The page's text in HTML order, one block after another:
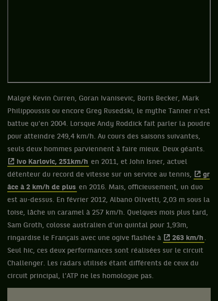
Malgré Kevin Curren, Goran Ivanisevic, Boris Becker, Mark
Philippoussis ou encore Greg Rusedski, le mythe Tanner n'est
battue qu'en 2004. Lorsque Andy Roddick fait parler la poudre
pour atteindre 249,4 km/h. Au cours des saisons suivantes,
seuls deux hommes parviennent à faire mieux. Deux géants.
Ivo Karlovic, 251km/h en 2011, et John Isner, actuel
détenteur du record de vitesse sur un service au tennis,
gr
âce à 2 km/h de plus en 2016. Mais, officieusement, un duo
est au-dessus. En février 2012, Albano Olivetti, 2,03 m sous la
toise, lâche un caramel à 257 km/h. Quelques mois plus tard,
Sam Groth, colosse australien d'un quintal pour 1,93m,
ringardise le Français avec une ogive flashée à
263 km/h .
Seul hic, ces deux performances sont réalisées sur le circuit
Challenger. Les radars utilisés étant différents de ceux du
circuit principal, l'ATP ne les homologue pas.